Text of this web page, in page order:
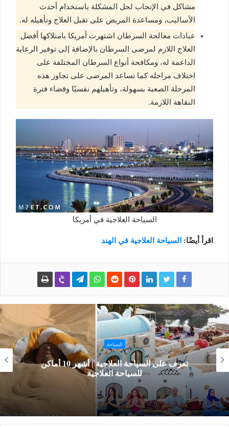
مشاكل في الإنجاب لحل المشكلة باستخدام أحدث
الأساليب، ومساعدة المريض على تقبل العلاج وتأهيله له.
عبادات معالجة السرطان اشتهرت أمريكا بامتلاكها أفضل
العلاج اللازم لمرضى السرطان بالإضافة إلى توفير الرعاية
الداعمة له، ومكافحة أنواع السرطان المختلفة على
اختلاف مراحله كما تساعد المرضى على تجاوز هذه
المرحلة الصعبة بسهولة، وتأهيلهم نفسيًا وقضاء فترة
النقاهة اللازمة.
السياحة العلاجية في أمريكا
اقرأ أيضًا: السياحة العلاجية في الهند
السياحة
تعرف على السياحة العلاجية | أشهر 10 أماكن
للسياحة العلاجية